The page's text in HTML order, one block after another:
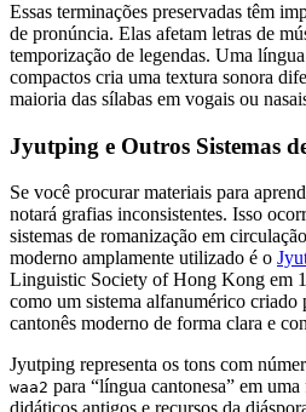
Essas terminações preservadas têm
de pronúncia. Elas afetam letras de
temporização de legendas. Uma
compactos cria uma textura sonora
maioria das sílabas em vogais ou
Jyutping e Outros Sistemas
Se você procurar materiais para
notará grafias inconsistentes. Isso
sistemas de romanização em
moderno amplamente utilizado é o
Linguistic Society of Hong Kong em
como um sistema alfanumérico criado
cantonês moderno de forma clara e
Jyutping representa os tons com
waa2 para “língua cantonesa” em